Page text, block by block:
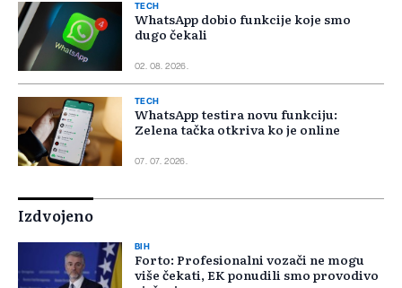
TECH
WhatsApp dobio funkcije koje smo
dugo čekali
02. 08. 2026.
TECH
WhatsApp testira novu funkciju:
Zelena tačka otkriva ko je online
07. 07. 2026.
Izdvojeno
BIH
Forto: Profesionalni vozači ne mogu
više čekati, EK ponudili smo provodivo